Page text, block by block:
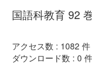
国語科教育 92
アクセス数 : 1082 件
ダウンロード数 : 0 件